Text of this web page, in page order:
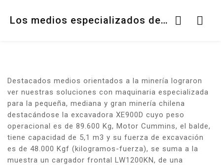
Los medios especializados destacaron a XCMG en la reciente Expomin 2021
Destacados medios orientados a la minería lograron
ver nuestras soluciones con maquinaria especializada
para la pequeña, mediana y gran minería chilena
destacándose la excavadora XE900D cuyo peso
operacional es de 89.600 Kg, Motor Cummins, el balde,
tiene capacidad de 5,1 m3 y su fuerza de excavación
es de 48.000 Kgf (kilogramos-fuerza), se suma a la
muestra un cargador frontal LW1200KN, de una